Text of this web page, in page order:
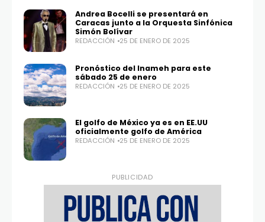
Twitter
100,0
Instagram
25,1K
Andrea Bocelli se presentará en
Caracas junto a la Orquesta Sinfónica
Simón Bolívar
REDACCIÓN 25 DE ENERO DE 2025
Pronóstico del Inameh para este
sábado 25 de enero
REDACCIÓN 25 DE ENERO DE 2025
El golfo de México ya es en EE.UU
oficialmente golfo de América
REDACCIÓN 25 DE ENERO DE 2025
PUBLICIDAD